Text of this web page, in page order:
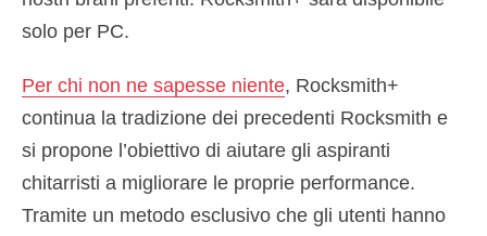
solo per PC.
Per chi non ne sapesse niente, Rocksmith+
continua la tradizione dei precedenti Rocksmith e
si propone l’obiettivo di aiutare gli aspiranti
chitarristi a migliorare le proprie performance.
Tramite un metodo esclusivo che gli utenti hanno